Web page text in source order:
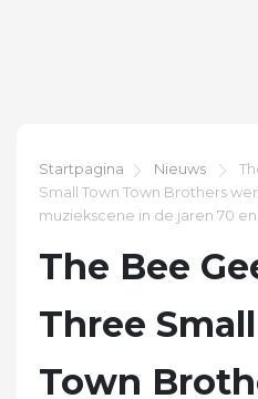
Startpagina Nieuws
Small Town Town Brothers
muziekscene in de jaren 70
The Bee
Three
Town